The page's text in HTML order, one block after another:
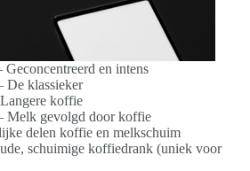
en intens
klassieker
koffie
gevolgd door koffie
delen koffie en melkschuim
schuimige koffiedrank (uniek voor